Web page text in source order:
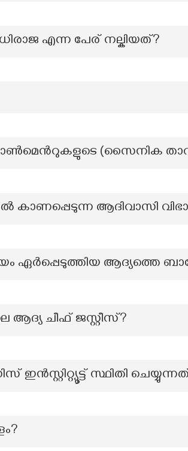
എന്ന പേര് നല്കിയത്?
(സൈനിക
കാണപ്പെടുന്ന ആദിവാസി
ഏർപ്പെടുത്തിയ ആദ്യത്തെ
ആദ്യ ചീഫ് ജസ്റ്റീസ്?
സ്ഥിതി